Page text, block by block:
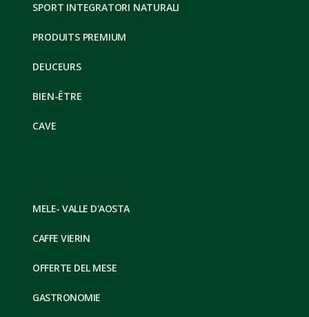
SPORT INTEGRATORI NATURALI
PRODUITS PREMIUM
DEUCEURS
BIEN-ÊTRE
CAVE
MELE- VALLE D'AOSTA
CAFFE VIERIN
OFFERTE DEL MESE
GASTRONOMIE